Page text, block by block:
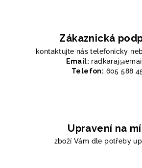
Zákaznická
kontaktujte nás telefonicky
Email:
Telefon: 605 588
Upravení na
zboží Vám dle potřeby